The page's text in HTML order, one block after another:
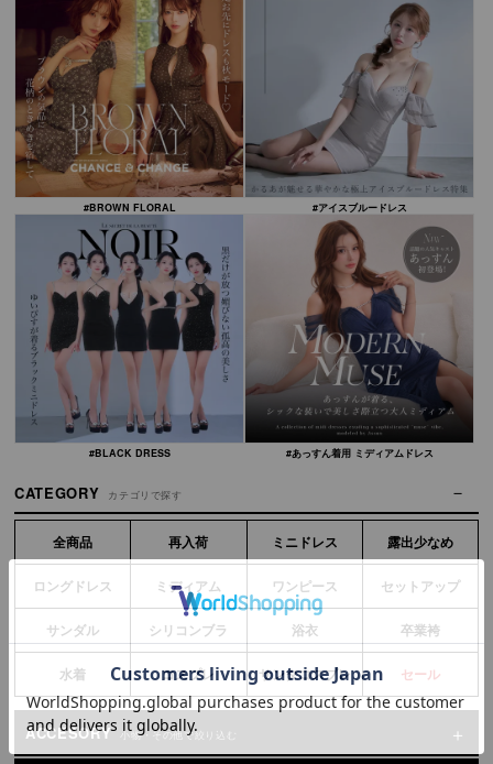
#BROWN FLORAL #アイスブルードレス
#BLACK DRESS #あっすん着用 ミディアムドレス
CATEGORY カテゴリで探す
全商品 再入荷 ミニドレス 露出少なめ
ロングドレス ミディアム ワンピース セットアップ
サンダル シリコンブラ 浴衣 卒業袴
水着 コスプレ サンタコスプレ セール
ACCESORY 小物・その他で絞り込む